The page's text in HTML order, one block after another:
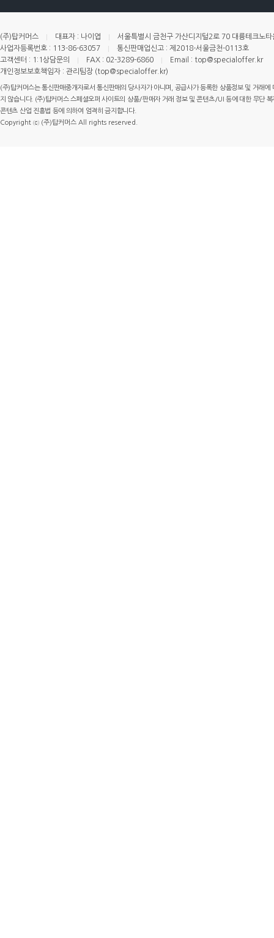
(주)탑커머스 대표자 : 나이엽
서울특별시 금천구 가산디지털2로 70 대륭테크노
사업자등록번호 : 113-86-63057
통신판매업신고 : 제2018-서울금천-0113호
고객센터 : 1:1상담문의
FAX : 02-3289-6860
Email : top@specialoffer.kr
개인정보보호책임자 : 관리팀장 (top@specialoffer.kr)
(주)탑커머스는 통신판매중개자로서 통신판매의 당사자가 아니며, 공급사가 등록한 상품정보 및 거래
지 않습니다. (주)탑커머스 스페셜오퍼 사이트의 상품/판매자 거래 정보 및 콘텐츠/UI 등에 대한 무단
콘텐츠 산업 진흥법 등에 의하여 엄격히 금지합니다.
Copyright ⓒ (주)탑커머스 All rights reserved.